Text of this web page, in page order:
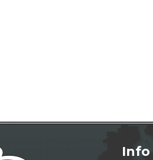
Info